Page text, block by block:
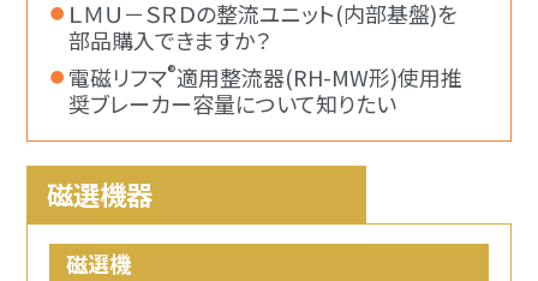
ＬＭＵ－ＳＲＤの整流ユニット(内部基盤)を
部品購入できますか？
電磁リフマ®適用整流器(RH-MW形)使用推
奨ブレーカー容量について知りたい
磁選機器
磁選機